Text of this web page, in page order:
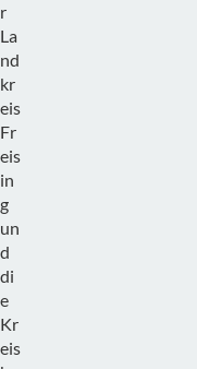
r
La
nd
kr
eis
Fr
eis
in
g
un
d
di
e
Kr
eis